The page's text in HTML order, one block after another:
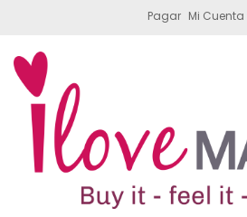
Pagar Mi Cuenta